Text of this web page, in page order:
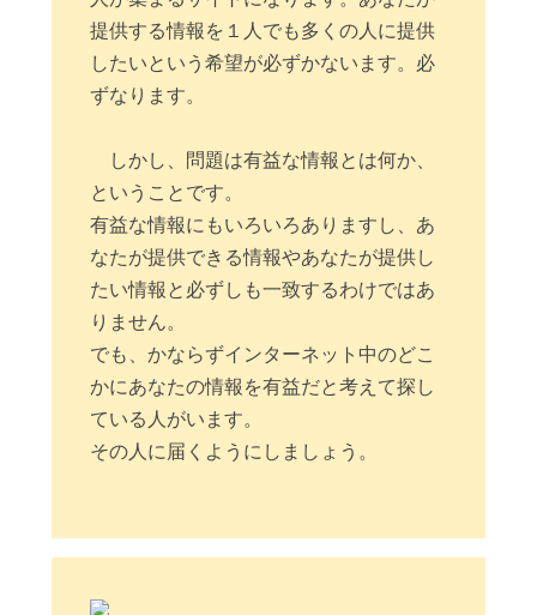
提供する情報を１人でも多くの人に提供
したいという希望が必ずかないます。必
ずなります。
しかし、問題は有益な情報とは何か、
ということです。
有益な情報にもいろいろありますし、あ
なたが提供できる情報やあなたが提供し
たい情報と必ずしも一致するわけではあ
りません。
でも、かならずインターネット中のどこ
かにあなたの情報を有益だと考えて探し
ている人がいます。
その人に届くようにしましょう。